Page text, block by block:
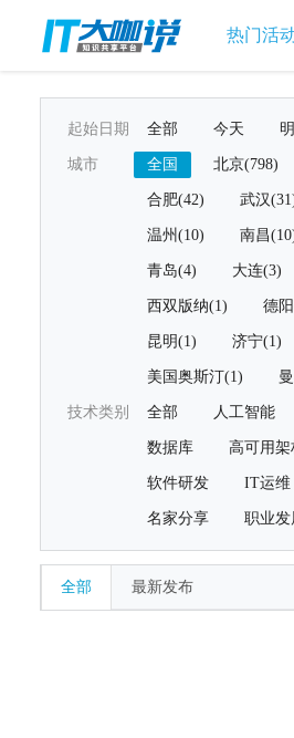
热门活
起始日期 全部 今天
城市 全国 北京(798)
合肥(42) 武汉
温州(10) 南昌
青岛(4) 大连(3)
西双版纳(1) 德
昆明(1) 济宁(1)
美国奥斯汀(1)
技术类别 全部 人工智能
数据库 高可用架
软件研发 IT运维
名家分享 职业发
全部 最新发布